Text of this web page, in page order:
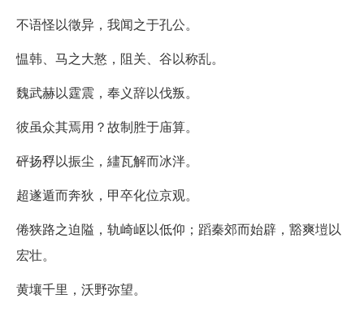
不语怪以徵异，我闻之于孔公。
愠韩、马之大憝，阻关、谷以称乱。
魏武赫以霆震，奉义辞以伐叛。
彼虽众其焉用？故制胜于庙算。
砰扬稃以振尘，繣瓦解而冰泮。
超遂遁而奔狄，甲卒化位京观。
倦狭路之迫隘，轨崎岖以低仰；蹈秦郊而始辟，豁爽塏以
宏壮。
黄壤千里，沃野弥望。